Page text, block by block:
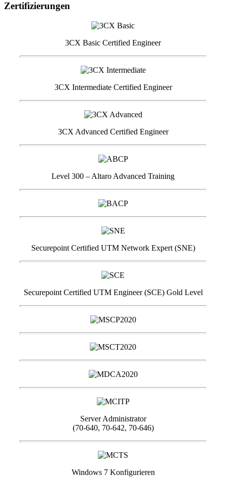
Zertifizierungen
3CX Basic Certified Engineer
3CX Intermediate Certified Engineer
3CX Advanced Certified Engineer
Level 300 – Altaro Advanced Training
Securepoint Certified UTM Network Expert (SNE)
Securepoint Certified UTM Engineer (SCE) Gold Level
Server Administrator
(70-640, 70-642, 70-646)
Windows 7 Konfigurieren